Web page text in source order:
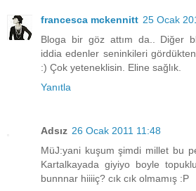
francesca mckennitt 25 Ocak
Bloga bir göz attım da.. Diğer
iddia edenler seninkileri
:) Çok yeteneklisin. Eline sağlık.
Yanıtla
Adsız 26 Ocak 2011 11:48
MüJ:yani kuşum şimdi millet bu
Kartalkayada giyiyo boyle
bunnnar hiiiiç? cık cık olmamış :P